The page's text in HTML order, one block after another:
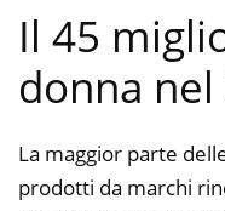
Il 45
donna
La maggior parte
prodotti da marchi